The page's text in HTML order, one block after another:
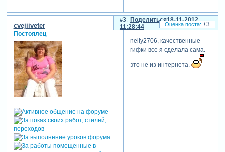
Поделиться
3
18-11-2012
11:28:44
cvejiiveter
Постоялец
nelly2706, качественные
гифки все я сделала сама.
это не из интернета.
+3